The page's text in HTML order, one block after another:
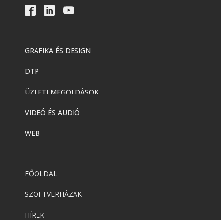
GRAFIKA ÉS DESIGN
DTP
ÜZLETI MEGOLDÁSOK
VIDEÓ ÉS AUDIÓ
WEB
FŐOLDAL
SZOFTVERHÁZAK
HÍREK